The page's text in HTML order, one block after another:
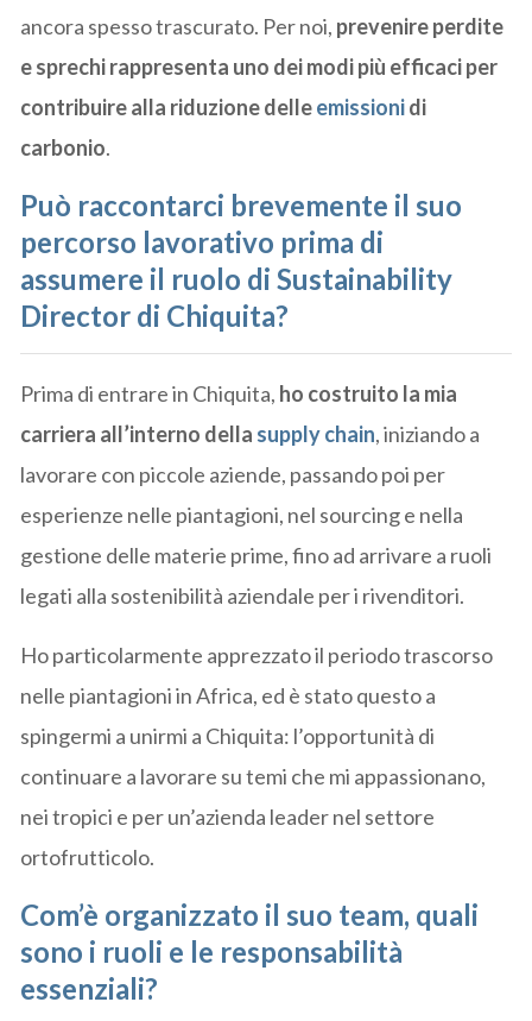
ancora spesso trascurato. Per noi, prevenire perdite
e sprechi rappresenta uno dei modi più efficaci per
contribuire alla riduzione delleemissionidi
carbonio.
Può raccontarci brevemente il suo
percorso lavorativo prima di
assumere il ruolo di Sustainability
Director di Chiquita?
Prima di entrare in Chiquita, ho costruito la mia
carriera all’interno della supply chain, iniziando a
lavorare con piccole aziende, passando poi per
esperienze nelle piantagioni, nel sourcing e nella
gestione delle materie prime, fino ad arrivare a ruoli
legati alla sostenibilità aziendale per i rivenditori.
Ho particolarmente apprezzato il periodo trascorso
nelle piantagioni in Africa, ed è stato questo a
spingermi a unirmi a Chiquita: l’opportunità di
continuare a lavorare su temi che mi appassionano,
nei tropici e per un’azienda leader nel settore
ortofrutticolo.
Com’è organizzato il suo team, quali
sono i ruoli e le responsabilità
essenziali?